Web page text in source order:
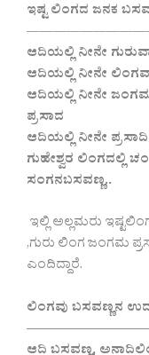
ಇಷ್ಟ ಲಿಂಗದ ಜನಕ
ಆದಿಯಲ್ಲಿ ನೀನೇ
ಆದಿಯಲ್ಲಿ ನೀನೇ
ಆದಿಯಲ್ಲಿ ನೀನೇ
ಪ್ರಸಾದ
ಆದಿಯಲ್ಲಿ ನೀನೇ
ಗುಹೇಶ್ವರ ಲಿಂಗದಲ್ಲಿ
ಸಂಗನಬಸವಣ್ಣ..
ಇಲ್ಲಿ ಅಲ್ಲಮರು
,ಗುರು ಲಿಂಗ ಜಂಗಮ
ಎಂದಿದ್ದಾರೆ.
ಲಿಂಗವು ಬಸವಣ್ಣನ